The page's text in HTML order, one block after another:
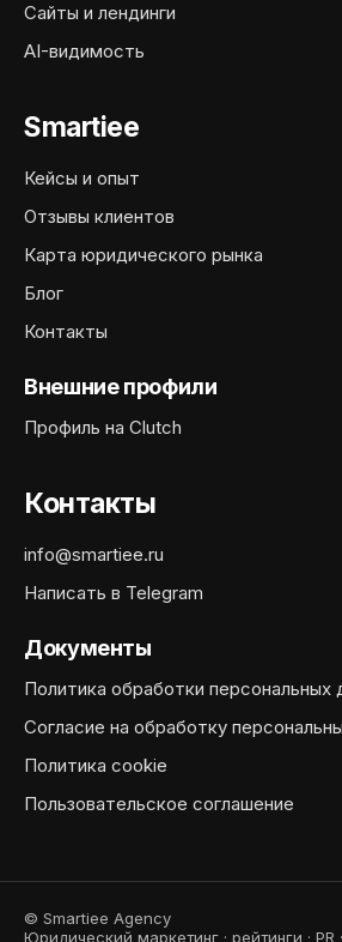
Сайты и лендинги
AI-видимость
Smartiee
Кейсы и опыт
Отзывы клиентов
Карта юридического рынка
Блог
Контакты
Внешние профили
Профиль на Clutch
Контакты
info@smartiee.ru
Написать в Telegram
Документы
Политика обработки персональных
Согласие на обработку
Политика cookie
Пользовательское соглашение
© Smartiee Agency
Юридический маркетинг · рейтинги · PR